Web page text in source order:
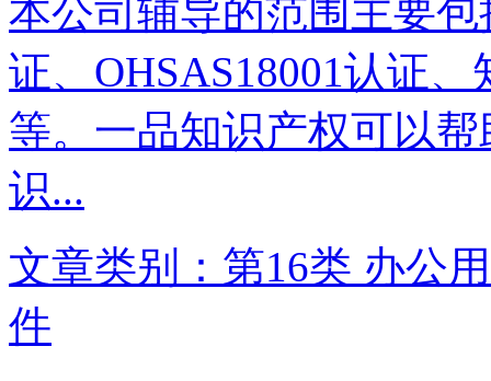
本公司辅导的范围主要包
证、OHSAS18001认证
等。一品知识产权可以
识...
文章类别：第16类 办公
件